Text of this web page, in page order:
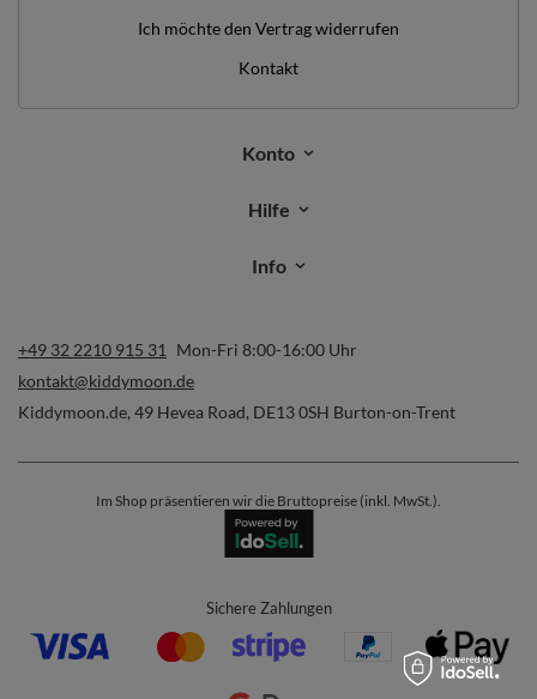
Ich möchte den Vertrag widerrufen
Kontakt
Konto
Hilfe
Info
+49 32 2210 915 31
Mon-Fri 8:00-16:00 Uhr
kontakt@kiddymoon.de
Kiddymoon.de, 49 Hevea Road, DE13 0SH Burton-on-Trent
Im Shop präsentieren wir die Bruttopreise (inkl. MwSt.).
Sichere Zahlungen